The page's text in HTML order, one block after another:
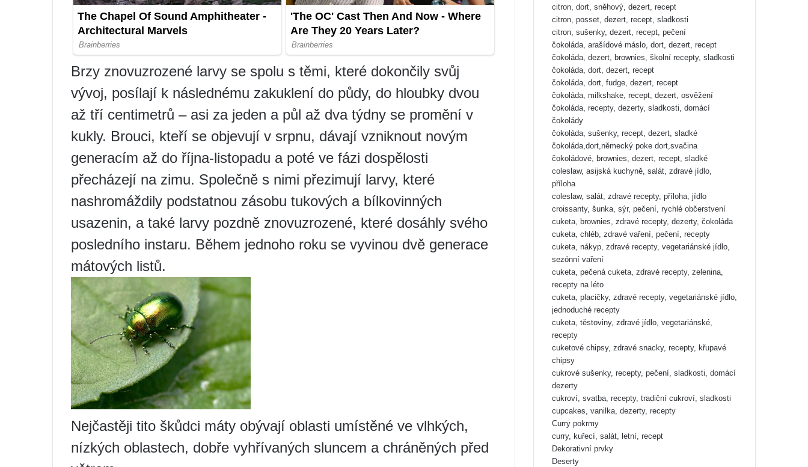
Brzy znovuzrozené larvy se spolu s těmi, které dokončily svůj
vývoj, posílají k následnému zakuklení do půdy, do hloubky dvou
až tří centimetrů – asi za jeden a půl až dva týdny se promění v
kukly. Brouci, kteří se objevují v srpnu, dávají vzniknout novým
generacím až do října-listopadu a poté ve fázi dospělosti
přecházejí na zimu. Společně s nimi přezimují larvy, které
nashromáždily podstatnou zásobu tukových a bílkovinných
usazenin, a také larvy pozdně znovuzrozené, které dosáhly svého
posledního instaru. Během jednoho roku se vyvinou dvě generace
mátových listů.
Nejčastěji tito škůdci máty obývají oblasti umístěné ve vlhkých,
nízkých oblastech, dobře vyhřívaných sluncem a chráněných před
citron, dort, sněhový, dezert, recept
citron, posset, dezert, recept, sladkosti
citron, sušenky, dezert, recept, pečení
čokoláda, arašídové máslo, dort, dezert, recept
čokoláda, dezert, brownies, školní recepty, sladkosti
čokoláda, dort, dezert, recept
čokoláda, dort, fudge, dezert, recept
čokoláda, milkshake, recept, dezert, osvěžení
čokoláda, recepty, dezerty, sladkosti, domácí
čokolády
čokoláda, sušenky, recept, dezert, sladké
čokoláda,dort,německý poke dort,svačina
čokoládové, brownies, dezert, recept, sladké
coleslaw, asijská kuchyně, salát, zdravé jídlo,
příloha
coleslaw, salát, zdravé recepty, příloha, jídlo
croissanty, šunka, sýr, pečení, rychlé občerstvení
cuketa, brownies, zdravé recepty, dezerty, čokoláda
cuketa, chléb, zdravé vaření, pečení, recepty
cuketa, nákyp, zdravé recepty, vegetariánské jídlo,
sezónní vaření
cuketa, pečená cuketa, zdravé recepty, zelenina,
recepty na léto
cuketa, placičky, zdravé recepty, vegetariánské jídlo,
jednoduché recepty
cuketa, těstoviny, zdravé jídlo, vegetariánské,
recepty
cuketové chipsy, zdravé snacky, recepty, křupavé
chipsy
cukrové sušenky, recepty, pečení, sladkosti, domácí
dezerty
cukroví, svatba, recepty, tradiční cukroví, sladkosti
cupcakes, vanilka, dezerty, recepty
Curry pokrmy
curry, kuřecí, salát, letní, recept
Dekorativní prvky
Deserty